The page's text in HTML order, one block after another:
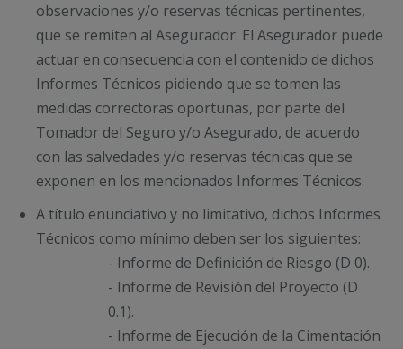
observaciones y/o reservas técnicas pertinentes,
que se remiten al Asegurador. El Asegurador puede
actuar en consecuencia con el contenido de dichos
Informes Técnicos pidiendo que se tomen las
medidas correctoras oportunas, por parte del
Tomador del Seguro y/o Asegurado, de acuerdo
con las salvedades y/o reservas técnicas que se
exponen en los mencionados Informes Técnicos.
A título enunciativo y no limitativo, dichos Informes
Técnicos como mínimo deben ser los siguientes:
- Informe de Definición de Riesgo (D 0).
- Informe de Revisión del Proyecto (D
0.1).
- Informe de Ejecución de la Cimentación